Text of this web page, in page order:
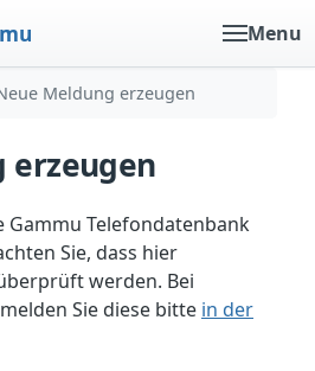
Menu
Meldung erzeugen
erzeugen
Gammu Telefondatenbank
Sie, dass hier
werden. Bei
Sie diese bitte in der